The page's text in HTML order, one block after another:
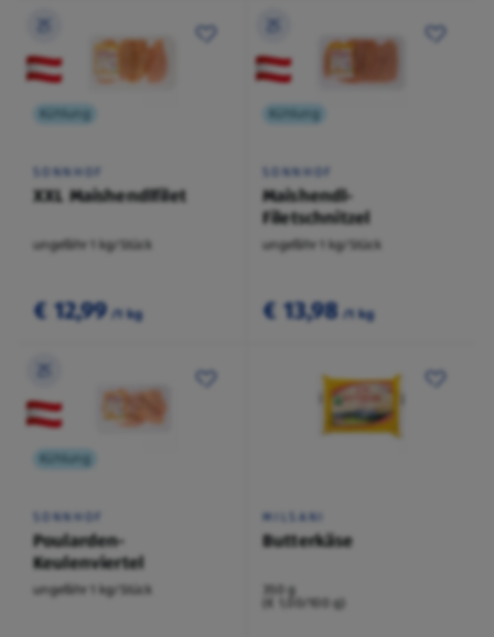
Kühlung
SONNHOF
XXL Maishendlfilet
ungefähr 1 kg/Stück
€ 12,99 /1 kg
Kühlung
SONNHOF
Maishendl-
Filetschnitzel
ungefähr 1 kg/Stück
€ 13,98 /1 kg
Kühlung
SONNHOF
Poularden-
Keulenviertel
ungefähr 1 kg/Stück
MILSANI
Butterkäse
350 g
(€ 1,00/100 g)